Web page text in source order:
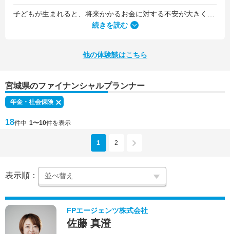
何より、とても親身になって対応してくださって大満足。うちと同じように子どもの将来のお金のことで悩んでいる友人にも教えました。
続きを読む
他の体験談はこちら
宮城県のファイナンシャルプランナー
年金・社会保険
18件中 1〜10件を表示
1 2
表示順：
FPエージェンツ株式会社
佐藤 真澄